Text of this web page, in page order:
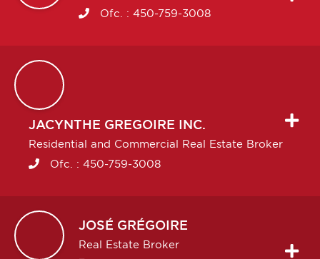
Ofc. : 450-759-3008
JACYNTHE GREGOIRE INC.
Residential and Commercial Real Estate Broker
Ofc. : 450-759-3008
JOSÉ GRÉGOIRE
Real Estate Broker